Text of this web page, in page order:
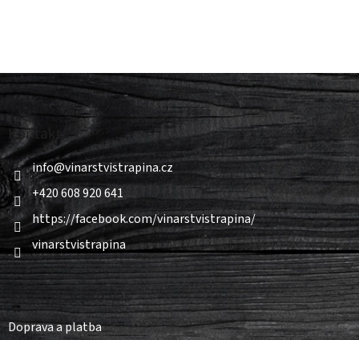
Z
á
p
t
í
Kontakt
info@vinarstvistrapina.cz
+420 608 920 641
https://facebook.com/vinarstvistrapina/
vinarstvistrapina
Informace pro vás
Doprava a platba